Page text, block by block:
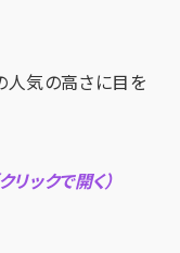
人気の高さに目を
リックで開く）